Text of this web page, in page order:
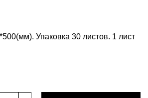
Упаковка 30 листов. 1 лист